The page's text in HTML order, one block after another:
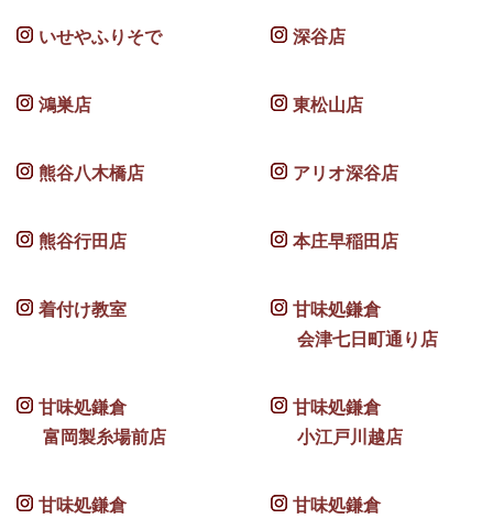
いせやふりそで 深谷店
鴻巣店 東松山店
熊谷八木橋店 アリオ深谷店
熊谷行田店 本庄早稲田店
着付け教室
甘味処鎌倉
会津七日町通り店
甘味処鎌倉
富岡製糸場前店
甘味処鎌倉
小江戸川越店
甘味処鎌倉
甘味処鎌倉